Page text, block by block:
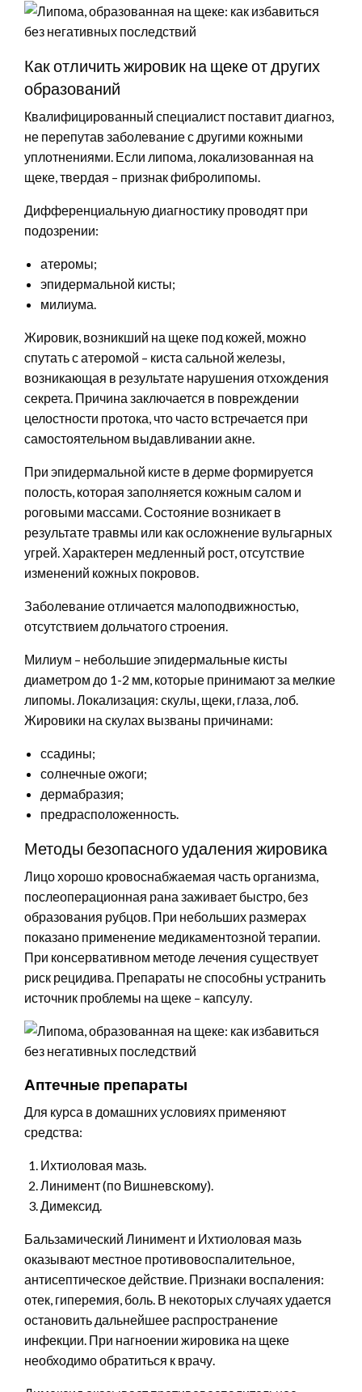
Как отличить жировик на щеке от других
образований
Квалифицированный специалист поставит диагноз,
не перепутав заболевание с другими кожными
уплотнениями. Если липома, локализованная на
щеке, твердая – признак фибролипомы.
Дифференциальную диагностику проводят при
подозрении:
атеромы;
эпидермальной кисты;
милиума.
Жировик, возникший на щеке под кожей, можно
спутать с атеромой – киста сальной железы,
возникающая в результате нарушения отхождения
секрета. Причина заключается в повреждении
целостности протока, что часто встречается при
самостоятельном выдавливании акне.
При эпидермальной кисте в дерме формируется
полость, которая заполняется кожным салом и
роговыми массами. Состояние возникает в
результате травмы или как осложнение вульгарных
угрей. Характерен медленный рост, отсутствие
изменений кожных покровов.
Заболевание отличается малоподвижностью,
отсутствием дольчатого строения.
Милиум – небольшие эпидермальные кисты
диаметром до 1-2 мм, которые принимают за мелкие
липомы. Локализация: скулы, щеки, глаза, лоб.
Жировики на скулах вызваны причинами:
ссадины;
солнечные ожоги;
дермабразия;
предрасположенность.
Методы безопасного удаления жировика
Лицо хорошо кровоснабжаемая часть организма,
послеоперационная рана заживает быстро, без
образования рубцов. При небольших размерах
показано применение медикаментозной терапии.
При консервативном методе лечения существует
риск рецидива. Препараты не способны устранить
источник проблемы на щеке – капсулу.
Аптечные препараты
Для курса в домашних условиях применяют
средства:
Ихтиоловая мазь.
Линимент (по Вишневскому).
Димексид.
Бальзамический Линимент и Ихтиоловая мазь
оказывают местное противовоспалительное,
антисептическое действие. Признаки воспаления:
отек, гиперемия, боль. В некоторых случаях удается
остановить дальнейшее распространение
инфекции. При нагноении жировика на щеке
необходимо обратиться к врачу.